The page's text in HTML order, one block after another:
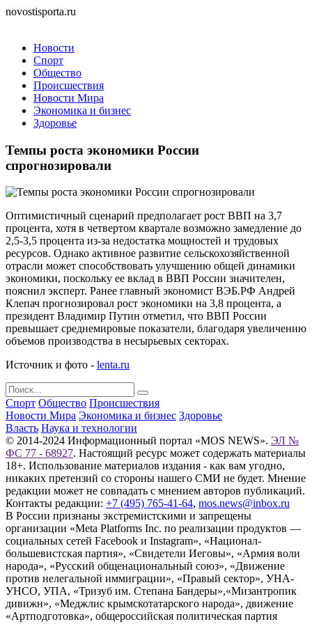
novostisporta.ru
Новости
Спорт
Общество
Происшествия
Новости Мира
Экономика и бизнес
Здоровье
Темпы роста экономики России
спрогнозировали
Оптимистичный сценарий предполагает рост ВВП на 3,7
процента, хотя в четвертом квартале возможно замедление до
2,5-3,5 процента из-за недостатка мощностей и трудовых
ресурсов. Однако активное развитие сельскохозяйственной
отрасли может способствовать улучшению общей динамики
экономики, поскольку ее вклад в ВВП России значителен,
пояснил эксперт. Ранее главный экономист ВЭБ.РФ Андрей
Клепач прогнозировал рост экономики на 3,8 процента, а
президент Владимир Путин отметил, что ВВП России
превышает среднемировые показатели, благодаря увеличению
объемов производства в несырьевых секторах.
Источник и фото - lenta.ru
Спорт Общество Происшествия
Новости Мира Экономика и бизнес Здоровье
Власть Наука и технологии
© 2014-2024 Информационный портал «MOS NEWS». ЭЛ №
ФС 77 - 68927. Настоящий ресурс может содержать материалы
18+. Использование материалов издания - как вам угодно,
никаких претензий со стороны нашего СМИ не будет. Мнение
редакции может не совпадать с мнением авторов публикаций.
Контакты редакции: +7 (495) 765-41-64, mos.news@inbox.ru
В России признаны экстремистскими и запрещены
организации «Meta Platforms Inc. по реализации продуктов —
социальных сетей Facebook и Instagram», «Национал-
большевистская партия», «Свидетели Иеговы», «Армия воли
народа», «Русский общенациональный союз», «Движение
против нелегальной иммиграции», «Правый сектор», УНА-
УНСО, УПА, «Тризуб им. Степана Бандеры»,«Мизантропик
дивижн», «Меджлис крымскотатарского народа», движение
«Артподготовка», общероссийская политическая партия